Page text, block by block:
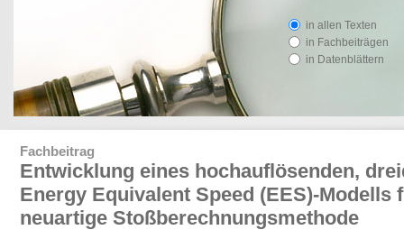
in allen Texten
in Fachbeiträgen
in Datenblättern
Fachbeitrag
Entwicklung eines hochauflösenden,
Energy Equivalent Speed (EES)-Modells
neuartige Stoßberechnungsmethode